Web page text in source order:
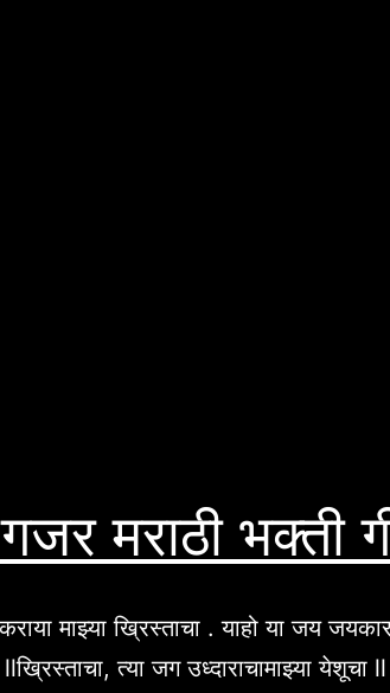
मराठी भक्ती
माझ्या ख्रिस्ताचा . याहो या जय
त्या जग उध्दाराचामाझ्या